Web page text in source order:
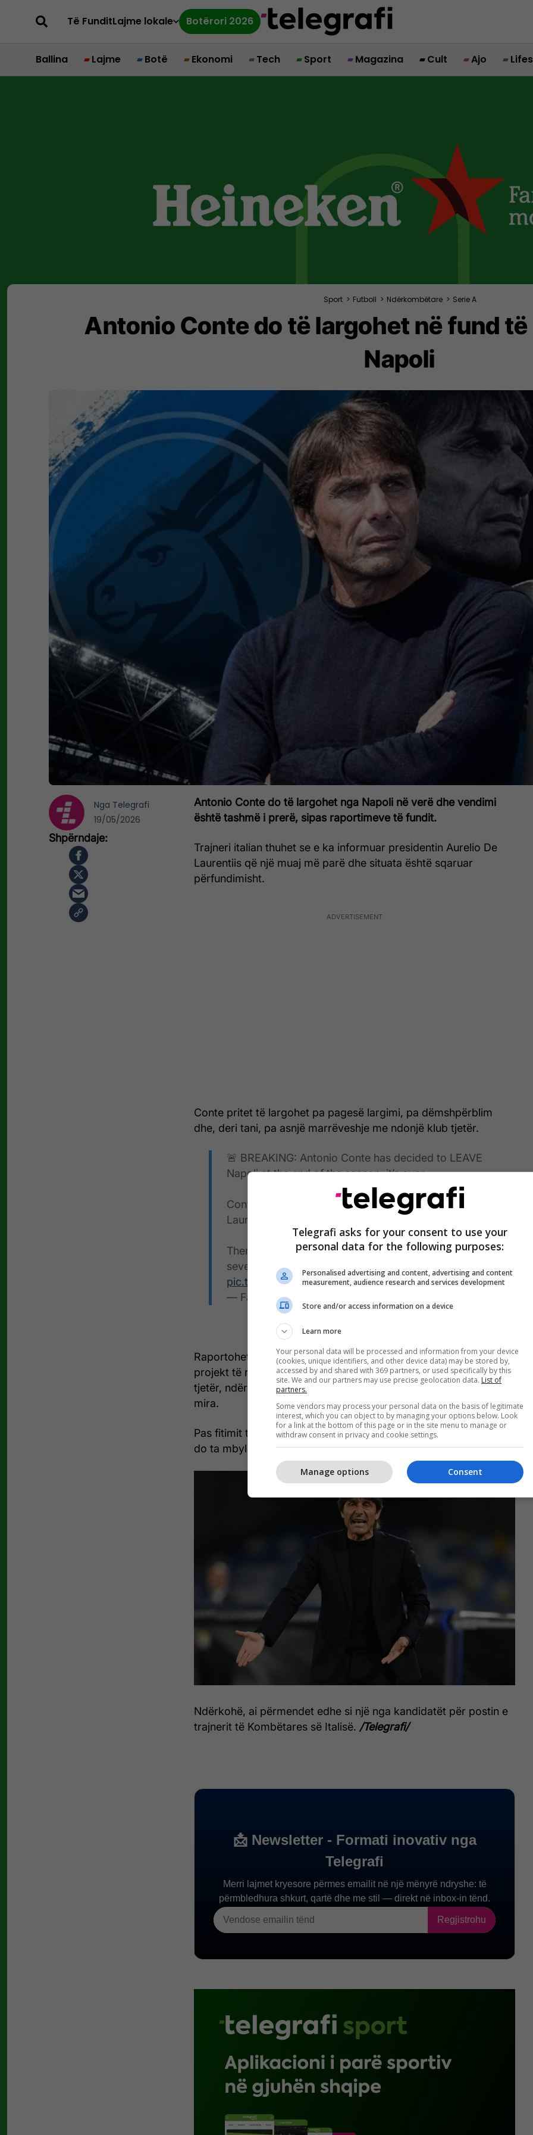
Të FunditLajme lokale Botërori 2026
Ballina Lajme Botë Ekonomi Tech Sport Magazina Cult Ajo
Sport > Futboll > Ndërkombëtare > Serie A
Antonio Conte do të largohet në fund
Napoli
Antonio Conte do të largohet nga Napoli në verë dhe vendimi
është tashmë i prerë, sipas raportimeve të fundit.
Trajneri italian thuhet se e ka informuar presidentin Aurelio De
Laurentiis që një muaj më parë dhe situata është sqaruar
përfundimisht.
Conte pritet të largohet pa pagesë largimi, pa dëmshpërblim
dhe, deri tani, pa asnjë marrëveshje me ndonjë klub tjetër.
🚨 BREAKING: Antonio Conte has decided to LEAVE
Napoli at the end of the season, it’s over.
Conte made his decision and informed the president De
Laurentiis already one month ago.
There will be no exit fee, Conte will leave without
severance pay and without any agreement…
pic.twitter.com/yIcOdkMCMZ
— Fabrizio Romano (@FabrizioRomano)
Raportohet gjithashtu se Conte nuk ka diskutuar fare për një
projekt të ri me Napolin, duke qenë i vendosur të nisë një kapitull
tjetër, ndërsa marrëdhëniet me De Laurentiis kanë mbetur të
mira.
Pas fitimit të titullit të Serie A dhe Superkupës me Napolin, Conte
do ta mbyllë aventurën e tij në “Diego Armando Maradona”.
Ndërkohë, ai përmendet edhe si një nga kandidatët për postin e
trajnerit të Kombëtares së Italisë. /Telegrafi/
Nga Telegrafi
19/05/2026
Telegrafi asks for your consent to use your
personal data for the following purposes:
Personalised advertising and content, advertising and content
measurement, audience research and services development
Store and/or access information on a device
Learn more
Your personal data will be processed and information from your device
(cookies, unique identifiers, and other device data) may be stored by,
accessed by and shared with 369 partners, or used specifically by this
site. We and our partners may use precise geolocation data. List of
partners.
Some vendors may process your personal data on the basis of legitimate
interest, which you can object to by managing your options below. Look
for a link at the bottom of this page or in the site menu to manage or
withdraw consent in privacy and cookie settings.
Consent
Manage options